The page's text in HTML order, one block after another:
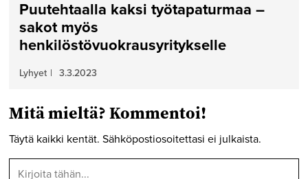
Puutehtaalla kaksi työtapaturmaa –
sakot myös
henkilöstövuokrausyritykselle
Lyhyet | 3.3.2023
Mitä mieltä? Kommentoi!
Täytä kaikki kentät. Sähköpostiosoitettasi ei julkaista.